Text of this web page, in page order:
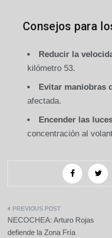
Consejos para
Reducir la
kilómetro 53.
Evitar maniobras
afectada.
Encender las
concentración al
Navegación
de
NECOCHEA: Arturo Rojas
defiende la Zona Fría